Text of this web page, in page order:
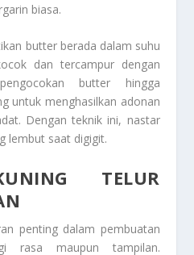
biasa.
butter berada dalam suhu
dan tercampur dengan
butter hingga
untuk menghasilkan adonan
Dengan teknik ini, nastar
lembut saat digigit.
TELUR
penting dalam pembuatan
rasa maupun tampilan.